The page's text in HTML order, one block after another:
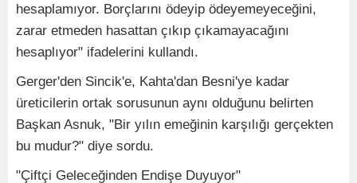
hesaplamıyor. Borçlarını ödeyip ödeyemeyeceğini,
zarar etmeden hasattan çıkıp çıkamayacağını
hesaplıyor" ifadelerini kullandı.
Gerger'den Sincik'e, Kahta'dan Besni'ye kadar
üreticilerin ortak sorusunun aynı olduğunu belirten
Başkan Asnuk, "Bir yılın emeğinin karşılığı gerçekten
bu mudur?" diye sordu.
"Çiftçi Geleceğinden Endişe Duyuyor"